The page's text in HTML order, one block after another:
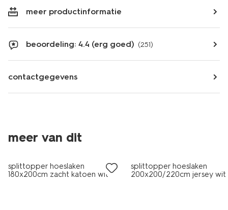
meer productinformatie
beoordeling: 4.4 (erg goed) (251)
contactgegevens
meer van dit
splittopper hoeslaken
180x200cm zacht katoen wit
splittopper hoeslaken
200x200/220cm jersey wit